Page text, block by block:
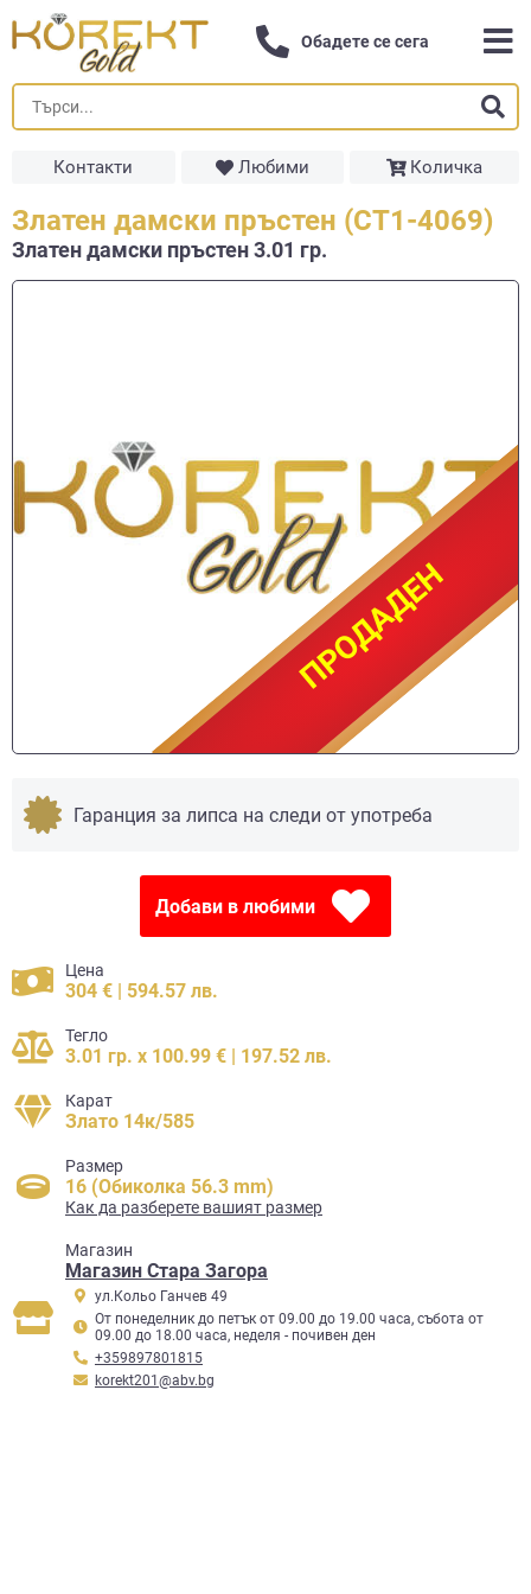
Обадете се сега
Контакти Любими Количка
Златен дамски пръстен (СТ1-4069)
Златен дамски пръстен 3.01 гр.
ПРОДАДЕН
ПРОДАДЕН
Гаранция за липса на следи от употреба
Добави в любими
Цена
304 € | 594.57 лв.
Тегло
3.01 гр. x 100.99 € | 197.52 лв.
Карат
Злато 14к/585
Размер
16 (Обиколка 56.3 mm)
Как да разберете вашият размер
Mагазин
Магазин Стара Загора
ул.Кольо Ганчев 49
От понеделник до петък от 09.00 до 19.00 часа, събота от
09.00 до 18.00 часа, неделя - почивен ден
+359897801815
korekt201@abv.bg